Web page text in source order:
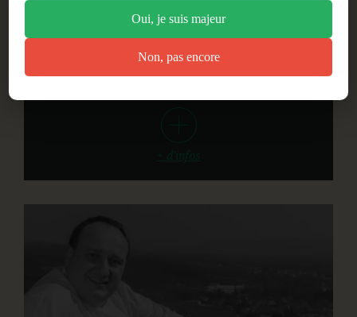
VENTE PRO
BLOG
Une année un peu spéciale
Oui, je suis majeur
Non, pas encore